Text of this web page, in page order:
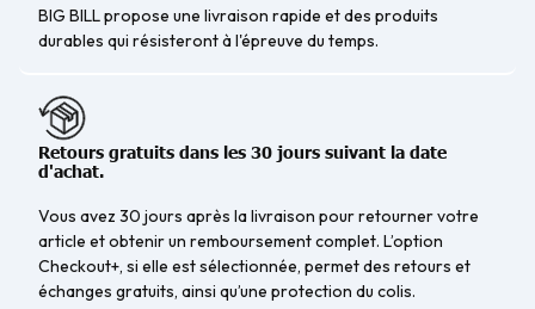
BIG BILL propose une livraison rapide et des produits
durables qui résisteront à l'épreuve du temps.
Retours gratuits dans les 30 jours suivant la date
d'achat.
Vous avez 30 jours après la livraison pour retourner votre
article et obtenir un remboursement complet. L’option
Checkout+, si elle est sélectionnée, permet des retours et
échanges gratuits, ainsi qu’une protection du colis.